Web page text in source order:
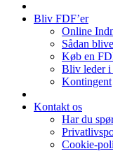
Bliv FDF’er
Online
Sådan
Køb en
Bliv leder
Kontingent
Kontakt os
Har du
Cookie-